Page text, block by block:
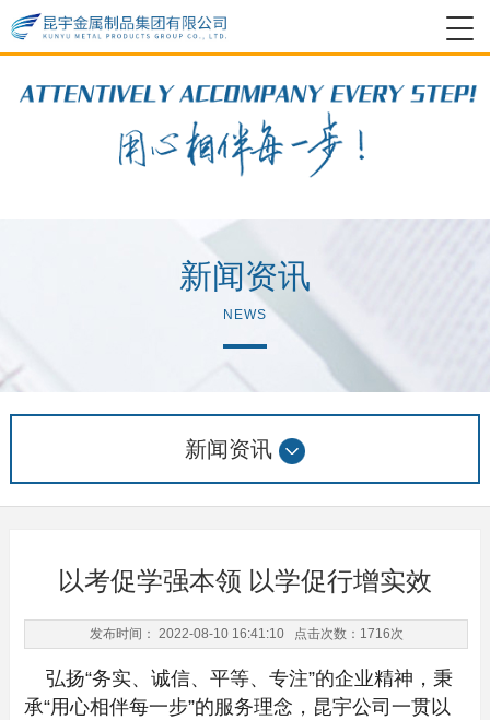
新闻资讯
NEWS
新闻资讯
以考促学强本领 以学促行增实效
发布时间： 2022-08-10 16:41:10 点击次数： 1716次
弘扬“务实、诚信、平等、专注”的企业精神，秉
承“用心相伴每一步”的服务理念，昆宇公司一贯以